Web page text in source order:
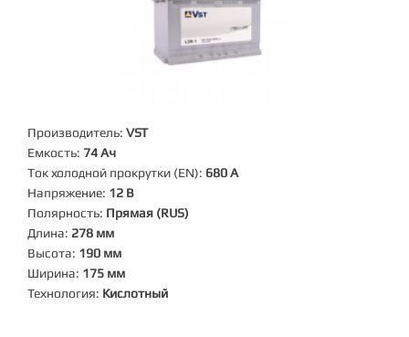
Производитель: VST
Емкость: 74 Ач
Ток холодной прокрутки (EN): 680 А
Напряжение: 12 В
Полярность: Прямая (RUS)
Длина: 278 мм
Высота: 190 мм
Ширина: 175 мм
Технология: Кислотный